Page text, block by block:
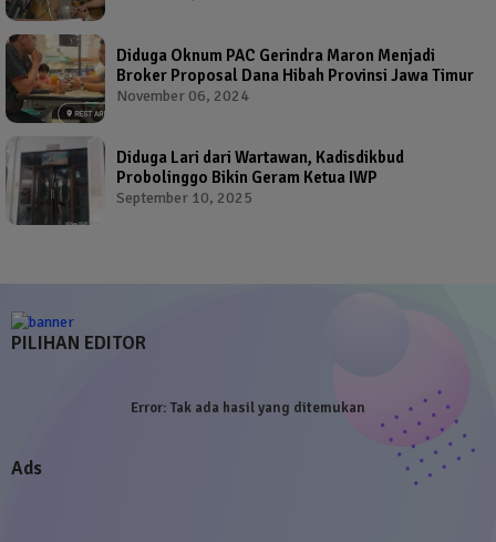
Diduga Oknum PAC Gerindra Maron Menjadi
Broker Proposal Dana Hibah Provinsi Jawa Timur
November 06, 2024
Diduga Lari dari Wartawan, Kadisdikbud
Probolinggo Bikin Geram Ketua IWP
September 10, 2025
PILIHAN EDITOR
Error:Tak ada hasil yang ditemukan
Ads